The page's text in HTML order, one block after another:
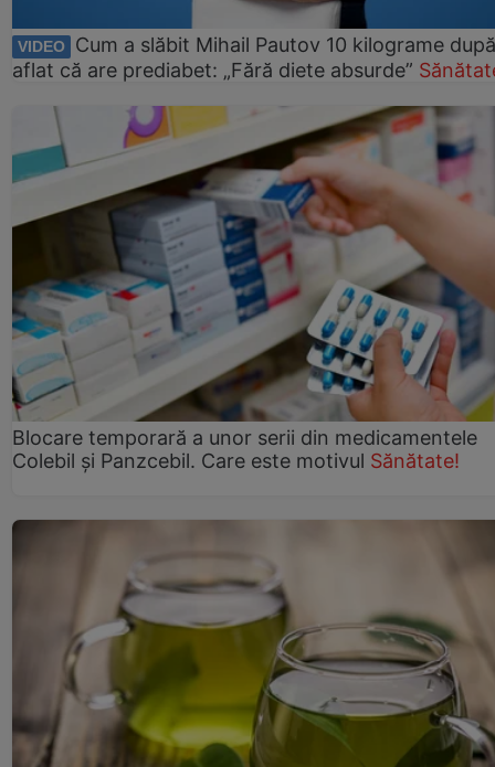
VIDEO
Cum a slăbit Mihail Pautov 10 kilograme
aflat că are prediabet: „Fără diete absurde”
Blocare temporară a unor serii din medicamentele
Colebil și Panzcebil. Care este motivul Sănătate!